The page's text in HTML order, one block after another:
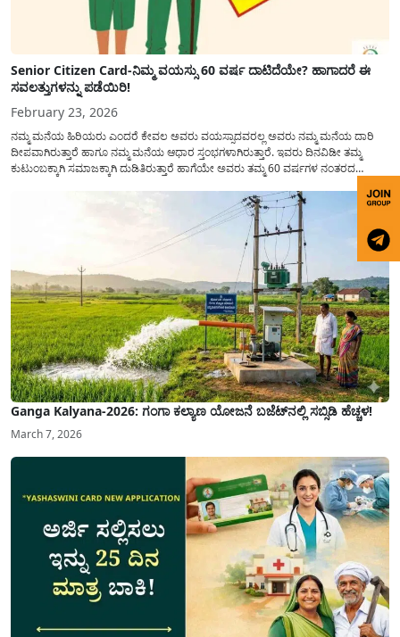
Senior Citizen Card-ನಿಮ್ಮ ವಯಸ್ಸು 60 ವರ್ಷ ದಾಟಿದೆಯೇ? ಹಾಗಾದರೆ ಈ
ಸವಲತ್ತುಗಳನ್ನು ಪಡೆಯಿರಿ!
February 23, 2026
ನಮ್ಮ ಮನೆಯ ಹಿರಿಯರು ಎಂದರೆ ಕೇವಲ ಅವರು ವಯಸ್ಸಾದವರಲ್ಲ ಅವರು ನಮ್ಮ ಮನೆಯ ದಾರಿ
ದೀಪವಾಗಿರುತ್ತಾರೆ ಹಾಗೂ ನಮ್ಮ ಮನೆಯ ಆಧಾರ ಸ್ತಂಭಗಳಾಗಿರುತ್ತಾರೆ. ಇವರು ದಿನವಿಡೀ ತಮ್ಮ
ಕುಟುಂಬಕ್ಕಾಗಿ ಸಮಾಜಕ್ಕಾಗಿ ದುಡಿತಿರುತ್ತಾರೆ ಹಾಗೆಯೇ ಅವರು ತಮ್ಮ 60 ವರ್ಷಗಳ ನಂತರದ
Ganga Kalyana-2026: ಗಂಗಾ ಕಲ್ಯಾಣ ಯೋಜನೆ ಬಜೆಟ್‌ನಲ್ಲಿ ಸಬ್ಸಿಡಿ ಹೆಚ್ಚಳ!
March 7, 2026